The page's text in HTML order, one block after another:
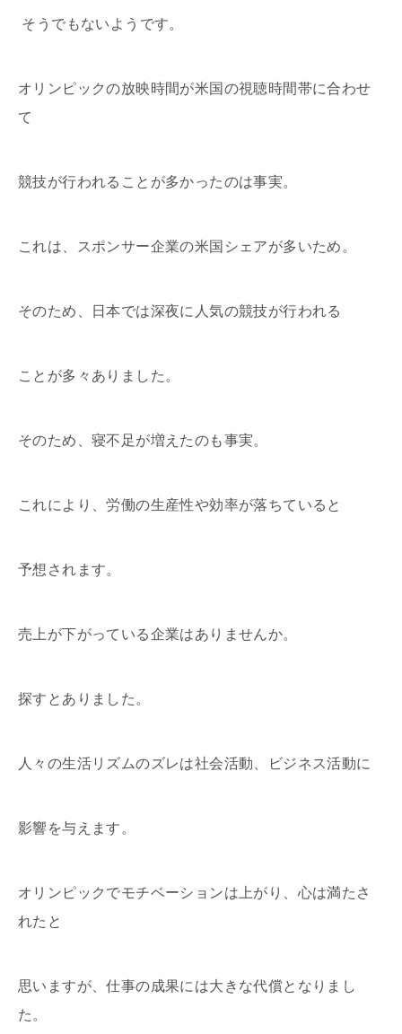
そうでもないようです。
オリンピックの放映時間が米国の視聴時間帯に合わせ
て
競技が行われることが多かったのは事実。
これは、スポンサー企業の米国シェアが多いため。
そのため、日本では深夜に人気の競技が行われる
ことが多々ありました。
そのため、寝不足が増えたのも事実。
これにより、労働の生産性や効率が落ちていると
予想されます。
売上が下がっている企業はありませんか。
探すとありました。
人々の生活リズムのズレは社会活動、ビジネス活動に
影響を与えます。
オリンピックでモチベーションは上がり、心は満たさ
れたと
思いますが、仕事の成果には大きな代償となりまし
た。